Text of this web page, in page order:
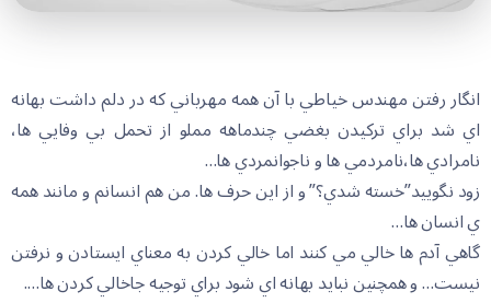
انگار رفتن مهندس خياطي با آن همه مهرباني که در دلم داشت بهانه
اي شد براي ترکيدن بغضي چندماهه مملو از تحمل بي وفايي ها،
نامرادي ها،نامردمي ها و ناجوانمردي ها…
زود نگوييد”خسته شدي؟” و از اين حرف ها. من هم انسانم و مانند همه
ي انسان ها…
گاهي آدم ها خالي مي کنند اما خالي کردن به معناي ايستادن و نرفتن
نيست… و همچنين نبايد بهانه اي شود براي توجيه جاخالي کردن ها….